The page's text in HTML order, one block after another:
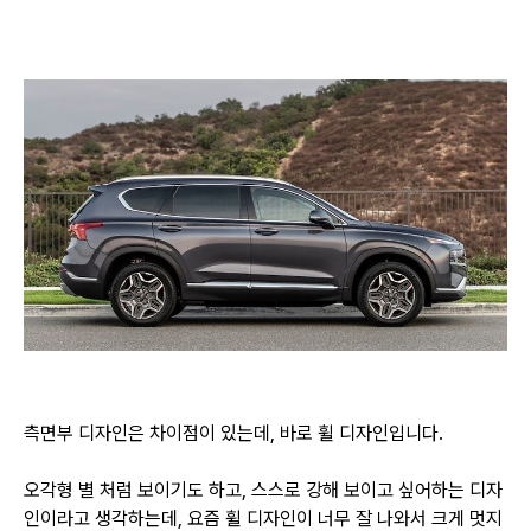
측면부 디자인은 차이점이 있는데, 바로 휠 디자인입니다.
오각형 별 처럼 보이기도 하고, 스스로 강해 보이고 싶어하는 디자
인이라고 생각하는데, 요즘 휠 디자인이 너무 잘 나와서 크게 멋지